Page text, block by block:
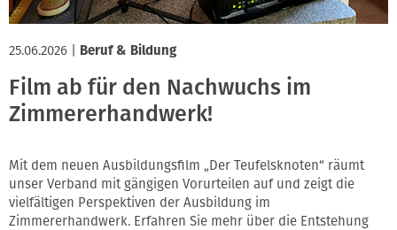
25.06.2026 Beruf & Bildung
Film ab für den Nachwuchs im
Zimmererhandwerk!
Mit dem neuen Ausbildungsfilm „Der Teufelsknoten“ räumt
unser Verband mit gängigen Vorurteilen auf und zeigt die
vielfältigen Perspektiven der Ausbildung im
Zimmererhandwerk. Erfahren Sie mehr über die Entstehung